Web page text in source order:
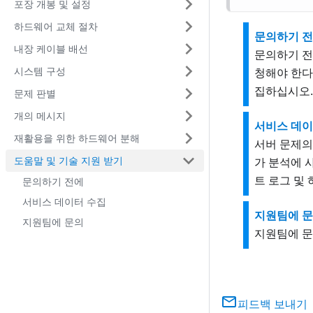
포장 개봉 및 설정
하드웨어 교체 절차
내장 케이블 배선
시스템 구성
문제 판별
개의 메시지
재활용을 위한 하드웨어 분해
도움말 및 기술 지원 받기
문의하기 전에
서비스 데이터 수집
지원팀에 문의
문의하기
문의하기
청해야 한
집하십시오.
서비스 데
서버 문제
가 분석에
트 로그 및
지원팀에
지원팀에
피드백 보내기